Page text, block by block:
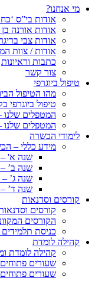
מי אנחנו?
אודות בי”ס
אודות אורנה בן
אודות צבי
אודות / צוות
כתבות וראיונות
צור קשר
טיפול ביוגרפי
מהו הטיפול
טיפול ביוגרפי
המטפלים שלנו
המטפלים
לימודי הכשרה
מידע כללי –
שנה א' –
שנה ב’
שנה ג’ –
שנה ד’
קורסים וסדנאות
קורסים
הקורסים
כניסת תלמידים
קהילה לומדת
קהילה לומדת
שעורים
שעורים